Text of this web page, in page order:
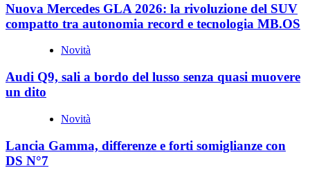
Nuova Mercedes GLA 2026: la rivoluzione del SUV
compatto tra autonomia record e tecnologia MB.OS
Novità
Audi Q9, sali a bordo del lusso senza quasi muovere
un dito
Novità
Lancia Gamma, differenze e forti somiglianze con
DS N°7